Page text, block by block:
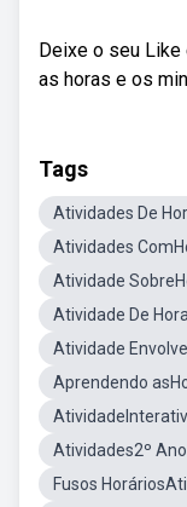
Deixe o seu Like
as horas e os
Tags
Atividades De
Atividades
Atividade
Atividade De Hora
Atividade
Aprendendo
Atividades2º
Fusos